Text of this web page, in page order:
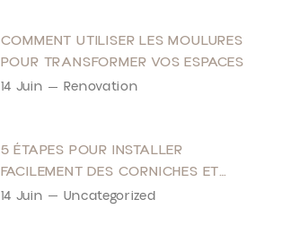
COMMENT UTILISER LES MOULURES
POUR TRANSFORMER VOS ESPACES
14 Juin Renovation
5 ÉTAPES POUR INSTALLER
FACILEMENT DES CORNICHES ET
MOULURES
14 Juin Uncategorized